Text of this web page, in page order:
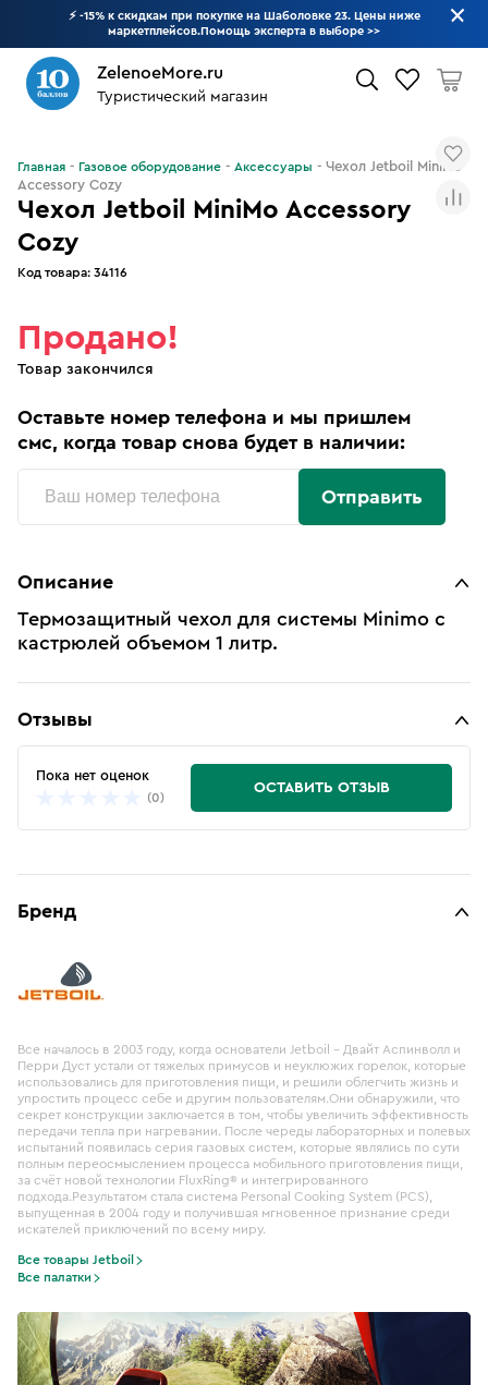
⚡ -15% к скидкам при покупке на Шаболовке 23. Цены ниже
маркетплейсов.Помощь эксперта в выборе >>
ZelenoeMore.ru
Туристический магазин
Чехол Jetboil MiniMo Accessory
Cozy
Код товара: 34116
Главная Газовое оборудование Аксессуары
Чехол Jetboil MiniMo
Accessory Cozy
Продано!
Товар закончился
Оставьте номер телефона и мы пришлем
смс, когда товар снова будет в наличии:
Отправить
Описание
Термозащитный чехол для системы Minimo с
кастрюлей объемом 1 литр.
Отзывы
Пока нет оценок
(0)
ОСТАВИТЬ ОТЗЫВ
Бренд
Все началось в 2003 году, когда основатели Jetboil – Двайт Аспинволл и
Перри Дуст устали от тяжелых примусов и неуклюжих горелок, которые
использовались для приготовления пищи, и решили облегчить жизнь и
упростить процесс себе и другим пользователям.Они обнаружили, что
секрет конструкции заключается в том, чтобы увеличить эффективность
передачи тепла при нагревании. После череды лабораторных и полевых
испытаний появилась серия газовых систем, которые являлись по сути
полным переосмыслением процесса мобильного приготовления пищи,
за счёт новой технологии FluxRing® и интегрированного
подхода.Результатом стала система Personal Cooking System (PCS),
выпущенная в 2004 году и получившая мгновенное признание среди
искателей приключений по всему миру.
Все товары Jetboil
Все палатки